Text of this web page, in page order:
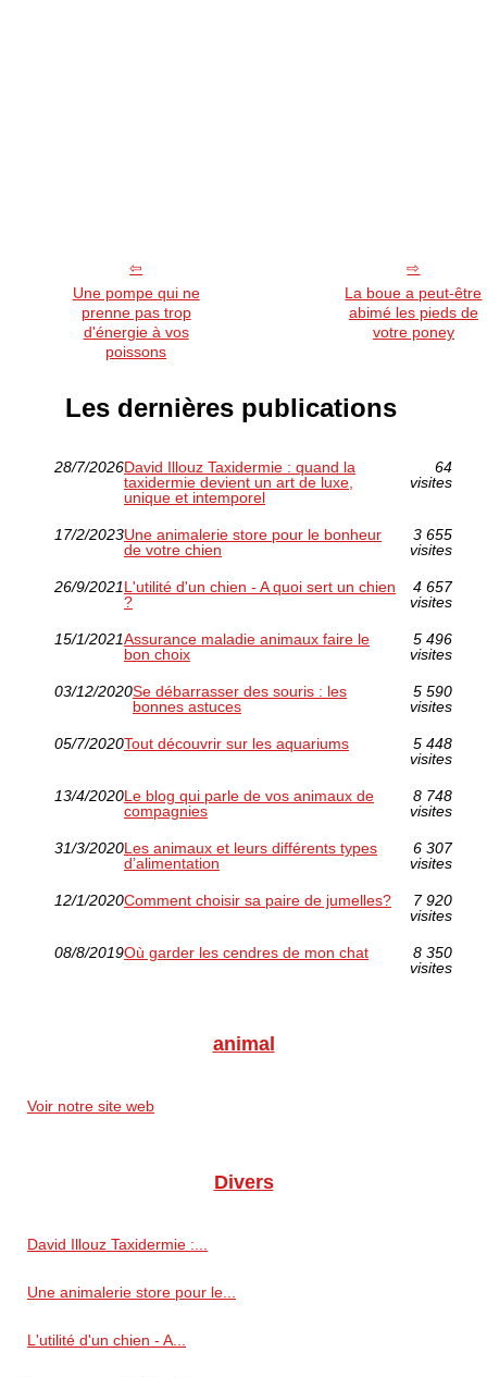
Une pompe qui ne
prenne pas trop
d'énergie à vos
poissons
La boue a peut-être
abimé les pieds de
votre poney
Les dernières publications
28/7/2026David Illouz Taxidermie : quand la
taxidermie devient un art de luxe,
unique et intemporel
64
visites
17/2/2023Une animalerie store pour le bonheur
de votre chien
3 655
visites
26/9/2021L'utilité d'un chien - A quoi sert un chien
?
4 657
visites
15/1/2021Assurance maladie animaux faire le
bon choix
5 496
visites
03/12/2020Se débarrasser des souris : les
bonnes astuces
5 590
visites
05/7/2020Tout découvrir sur les aquariums
5 448
visites
13/4/2020Le blog qui parle de vos animaux de
compagnies
8 748
visites
31/3/2020Les animaux et leurs différents types
d’alimentation
6 307
visites
12/1/2020Comment choisir sa paire de jumelles?
7 920
visites
08/8/2019Où garder les cendres de mon chat
8 350
visites
animal
Voir notre site web
Divers
David Illouz Taxidermie :...
Une animalerie store pour le...
L'utilité d'un chien - A...